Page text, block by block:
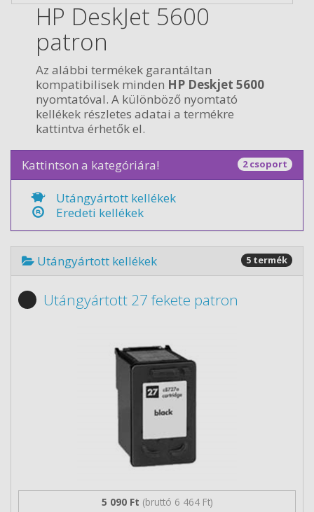
HP DeskJet 5600
patron
Az alábbi termékek garantáltan
kompatibilisek minden HP Deskjet 5600
nyomtatóval. A különböző nyomtató
kellékek részletes adatai a termékre
kattintva érhetők el.
Kattintson a kategóriára! 2 csoport
Utángyártott kellékek
Eredeti kellékek
Utángyártott kellékek 5 termék
Utángyártott 27 fekete patron
5 090 Ft (bruttó 6 464 Ft)